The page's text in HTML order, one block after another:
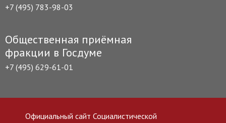
+7 (495) 783-98-03
Общественная приёмная
фракции в Госдуме
+7 (495) 629-61-01
Официальный сайт Социалистической